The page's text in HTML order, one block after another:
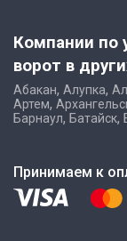
Компании по
ворот в
Абакан, Алупка,
Артем,
Барнаул, Батайск,
Принимаем к